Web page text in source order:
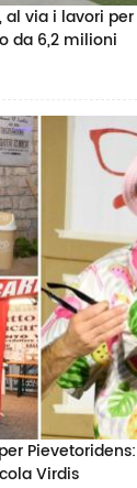
al via i lavori
da 6,2 milioni
Virdis